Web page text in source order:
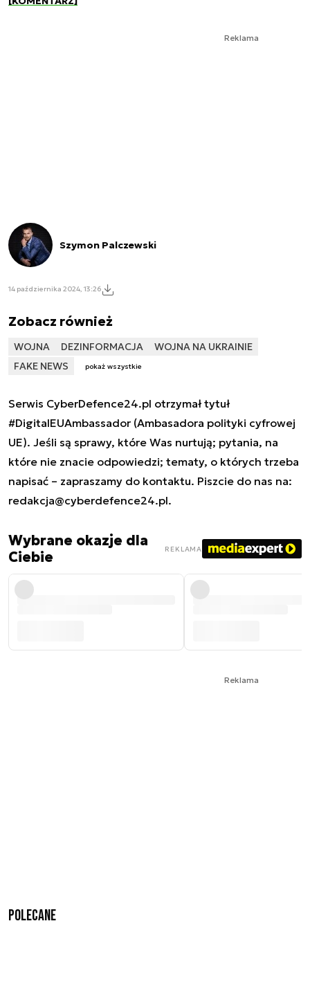
Reklama
Szymon Palczewski
14 października 2024, 13:26
Zobacz również
WOJNA DEZINFORMACJA
WOJNA NA UKRAINIE
FAKE NEWS
pokaż wszystkie
Serwis CyberDefence24.pl otrzymał tytuł
#DigitalEUAmbassador (Ambasadora polityki cyfrowej
UE). Jeśli są sprawy, które Was nurtują; pytania, na
które nie znacie odpowiedzi; tematy, o których trzeba
napisać – zapraszamy do kontaktu. Piszcie do nas na:
redakcja@cyberdefence24.pl.
Wybrane okazje dla
Ciebie
REKLAMA
Reklama
Polecane